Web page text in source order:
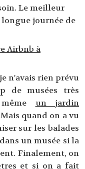
Le meilleur
journée de
Airbnb à
n'avais rien prévu
de musées très
un jardin
quand on a vu
sur les balades
un musée si la
Finalement, on
et si on a fait